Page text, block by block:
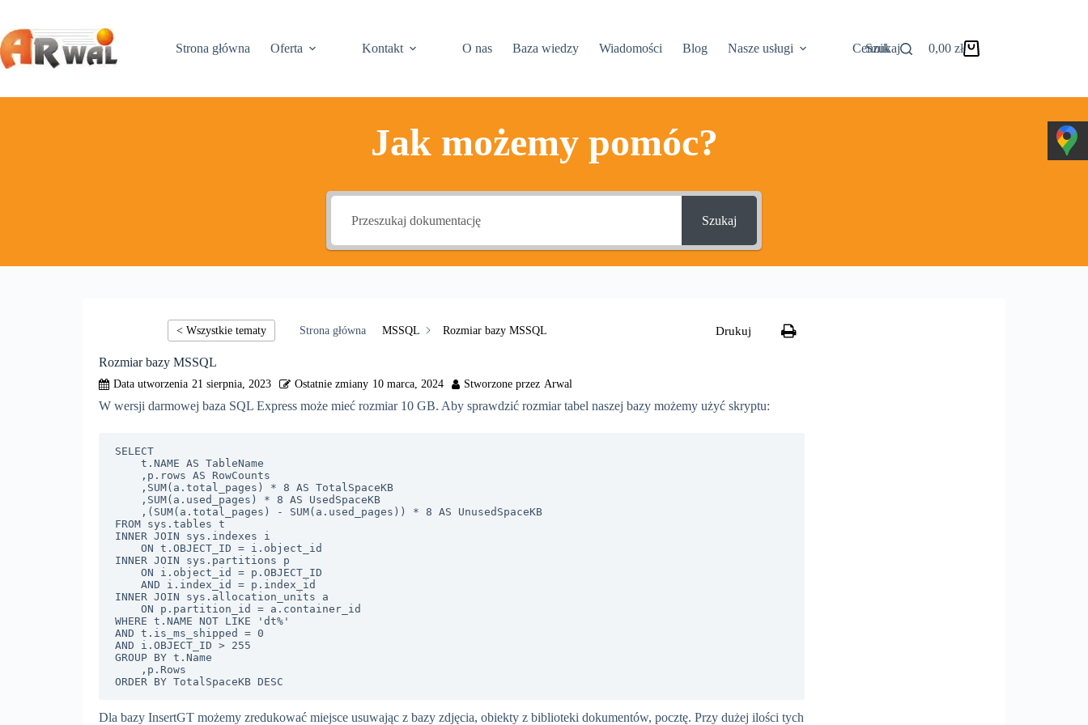
treści
Strona główna
Oferta Kontakt O nas Baza wiedzy Wiadomości Blog Nasze usługi Cennik
Szukaj Koszyk
0,00 zł
Jak możemy pomóc?
Szukaj
MSSQL Rozmiar bazy MSSQL
Rozmiar bazy MSSQL
21 sierpnia, 2023 10 marca, 2024
W wersji darmowej baza SQL Express może mieć rozmiar 10 GB. Aby sprawdzić rozmiar tabel naszej bazy możemy użyć skryptu:
SELECT
FROM sys.tables t
INNER JOIN sys.indexes i
INNER JOIN sys.partitions p
INNER JOIN sys.allocation_units a
WHERE t.NAME NOT LIKE 'dt%'
AND t.is_ms_shipped = 0
AND i.OBJECT_ID > 255
GROUP BY t.Name
ORDER BY TotalSpaceKB DESC
Dla bazy InsertGT możemy zredukować miejsce usuwając z bazy zdjęcia, obiekty z biblioteki dokumentów, pocztę. Przy dużej ilości tych